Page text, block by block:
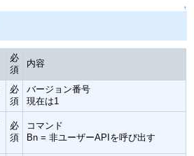
↑
必
須
内容
必
須
バージョン番号
現在は1
必
須
コマンド
Bn = 非ユーザーAPIを呼び出す